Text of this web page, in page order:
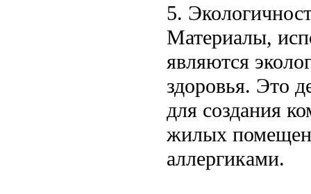
5.
Материалы,
являются
здоровья. Это
для создания
жилых
аллергиками.